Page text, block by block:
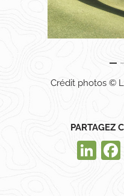
Crédit photos ©
PARTAGEZ